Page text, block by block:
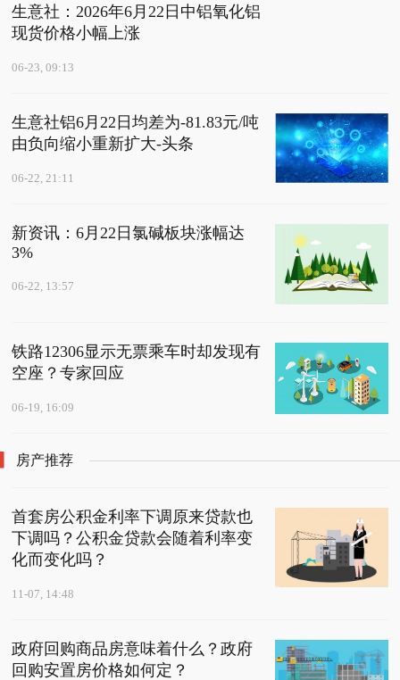
生意社：2026年6月22日中铝氧化铝
现货价格小幅上涨
06-23, 09:13
生意社铝6月22日均差为-81.83元/吨
由负向缩小重新扩大-头条
06-22, 21:11
新资讯：6月22日氯碱板块涨幅达
3%
06-22, 13:57
铁路12306显示无票乘车时却发现有
空座？专家回应
06-19, 16:09
房产推荐
首套房公积金利率下调原来贷款也
下调吗？公积金贷款会随着利率变
化而变化吗？
11-07, 14:48
政府回购商品房意味着什么？政府
回购安置房价格如何定？